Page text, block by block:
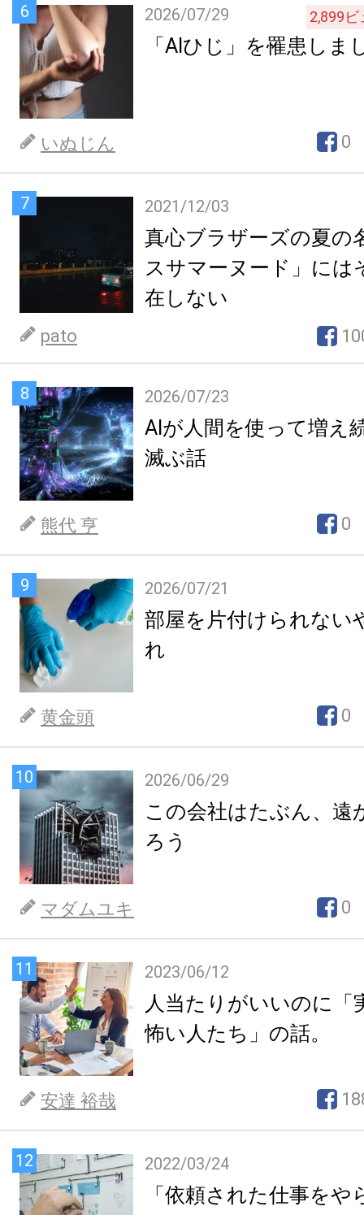
6 2026/07/29 2,899ビ
「AIひじ」を罹患しま
いぬじん 0
7 2021/12/03
真心ブラザーズの夏の
スサマーヌード」には
在しない
pato
8 2026/07/23
AIが人間を使って増え
滅ぶ話
熊代 亨 0
9 2026/07/21
部屋を片付けられない
れ
黄金頭 0
10 2026/06/29
この会社はたぶん、遠
ろう
マダムユキ 0
11 2023/06/12
人当たりがいいのに「
怖い人たち」の話。
安達 裕哉
12 2022/03/24
「依頼された仕事を